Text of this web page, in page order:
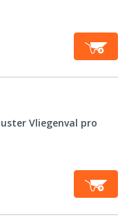
Vliegenval pro